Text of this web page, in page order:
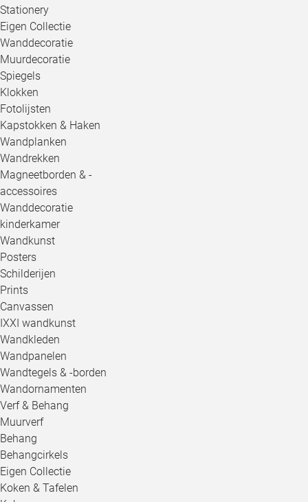
Stationery
Eigen Collectie
Wanddecoratie
Muurdecoratie
Spiegels
Klokken
Fotolijsten
Kapstokken & Haken
Wandplanken
Wandrekken
Magneetborden & -
accessoires
Wanddecoratie
kinderkamer
Wandkunst
Posters
Schilderijen
Prints
Canvassen
IXXI wandkunst
Wandkleden
Wandpanelen
Wandtegels & -borden
Wandornamenten
Verf & Behang
Muurverf
Behang
Behangcirkels
Eigen Collectie
Koken & Tafelen